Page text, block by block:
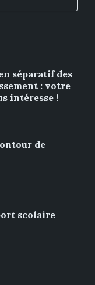
séparatif des
: votre
intéresse !
de
scolaire